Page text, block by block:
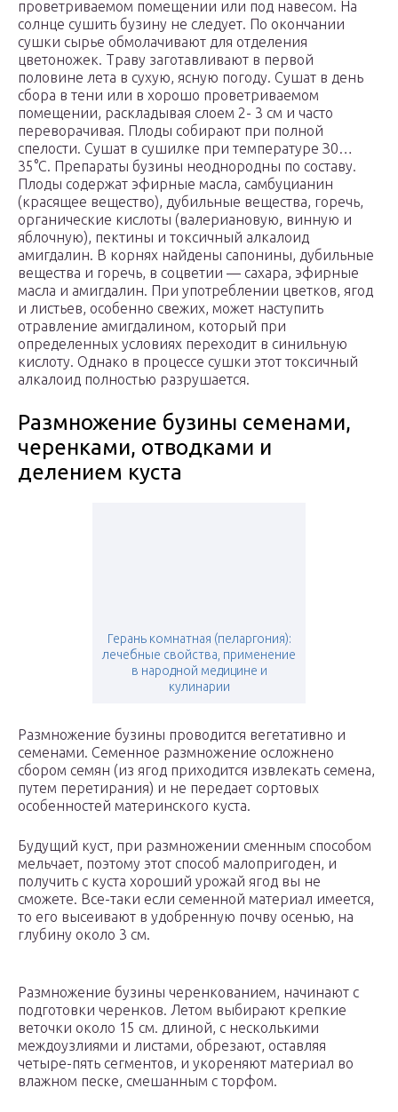
проветриваемом помещении или под навесом. На
солнце сушить бузину не следует. По окончании
сушки сырье обмолачивают для отделения
цветоножек. Траву заготавливают в первой
половине лета в сухую, ясную погоду. Сушат в день
сбора в тени или в хорошо проветриваемом
помещении, раскладывая слоем 2- 3 см и часто
переворачивая. Плоды собирают при полной
спелости. Сушат в сушилке при температуре З0…
35°С. Препараты бузины неоднородны по составу.
Плоды содержат эфирные масла, самбуцианин
(красящее вещество), дубильные вещества, горечь,
органические кислоты (валериановую, винную и
яблочную), пектины и токсичный алкалоид
амигдалин. В корнях найдены сапонины, дубильные
вещества и горечь, в соцветии — сахара, эфирные
масла и амигдалин. При употреблении цветков, ягод
и листьев, особенно свежих, может наступить
отравление амигдалином, который при
определенных условиях переходит в синильную
кислоту. Однако в процессе сушки этот токсичный
алкалоид полностью разрушается.
Размножение бузины семенами,
черенками, отводками и
делением куста
Герань комнатная (пеларгония):
лечебные свойства, применение
в народной медицине и
кулинарии
Размножение бузины проводится вегетативно и
семенами. Семенное размножение осложнено
сбором семян (из ягод приходится извлекать семена,
путем перетирания) и не передает сортовых
особенностей материнского куста.
Будущий куст, при размножении сменным способом
мельчает, поэтому этот способ малопригоден, и
получить с куста хороший урожай ягод вы не
сможете. Все-таки если семенной материал имеется,
то его высеивают в удобренную почву осенью, на
глубину около 3 см.
Размножение бузины черенкованием, начинают с
подготовки черенков. Летом выбирают крепкие
веточки около 15 см. длиной, с несколькими
междоузлиями и листами, обрезают, оставляя
четыре-пять сегментов, и укореняют материал во
влажном песке, смешанным с торфом.